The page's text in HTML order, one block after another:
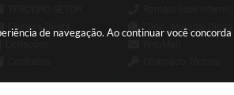
de navegação. Ao continuar você concorda
Compra Direta
1Doc - Maracaí Digital